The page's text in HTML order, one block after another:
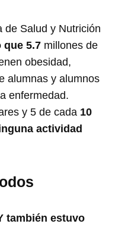
de Salud y Nutrición
que 5.7 millones de
obesidad,
alumnas y alumnos
enfermedad.
y 5 de cada 10
actividad
también estuvo